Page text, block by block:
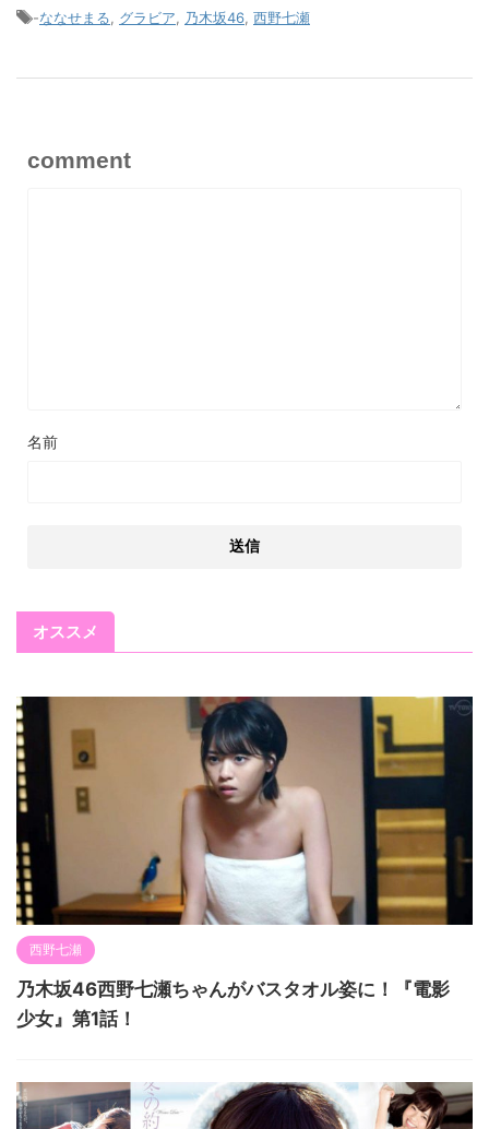
-ななせまる グラビア 乃木坂46 西野七瀬
comment
名前
オススメ
西野七瀬
乃木坂46西野七瀬ちゃんがバスタオル姿に！『電影
少女』第1話！